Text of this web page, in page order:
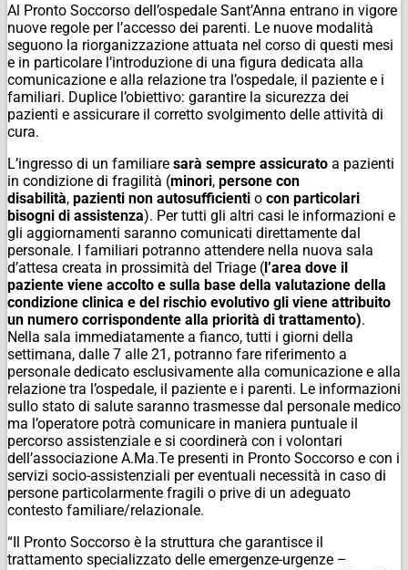
Al Pronto Soccorso dell’ospedale Sant’Anna entrano in vigore
nuove regole per l’accesso dei parenti. Le nuove modalità
seguono la riorganizzazione attuata nel corso di questi mesi
e in particolare l’introduzione di una figura dedicata alla
comunicazione e alla relazione tra l’ospedale, il paziente e i
familiari. Duplice l’obiettivo: garantire la sicurezza dei
pazienti e assicurare il corretto svolgimento delle attività di
cura.
L’ingresso di un familiare sarà sempre assicurato a pazienti
in condizione di fragilità (minori, persone con
disabilità, pazienti non autosufficienti o con particolari
bisogni di assistenza). Per tutti gli altri casi le informazioni e
gli aggiornamenti saranno comunicati direttamente dal
personale. I familiari potranno attendere nella nuova sala
d’attesa creata in prossimità del Triage (l’area dove il
paziente viene accolto e sulla base della valutazione della
condizione clinica e del rischio evolutivo gli viene attribuito
un numero corrispondente alla priorità di trattamento).
Nella sala immediatamente a fianco, tutti i giorni della
settimana, dalle 7 alle 21, potranno fare riferimento a
personale dedicato esclusivamente alla comunicazione e alla
relazione tra l’ospedale, il paziente e i parenti. Le informazioni
sullo stato di salute saranno trasmesse dal personale medico
ma l’operatore potrà comunicare in maniera puntuale il
percorso assistenziale e si coordinerà con i volontari
dell’associazione A.Ma.Te presenti in Pronto Soccorso e con i
servizi socio-assistenziali per eventuali necessità in caso di
persone particolarmente fragili o prive di un adeguato
contesto familiare/relazionale.
“Il Pronto Soccorso è la struttura che garantisce il
trattamento specializzato delle emergenze-urgenze –